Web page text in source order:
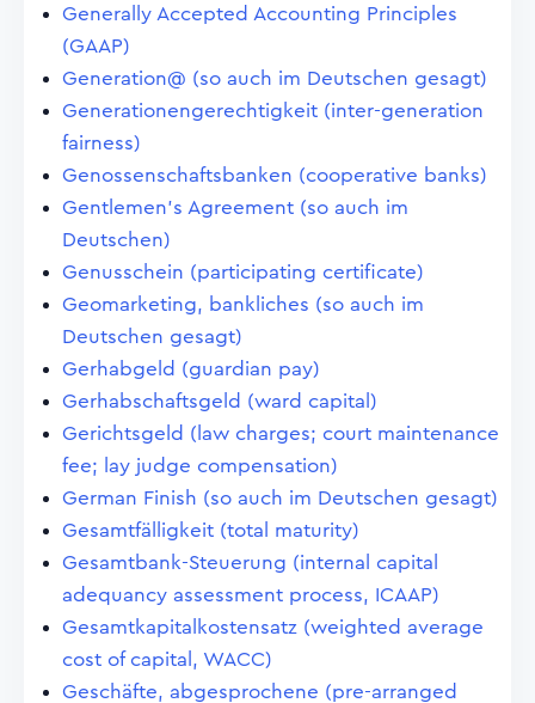
Generally Accepted Accounting Principles
(GAAP)
Generation@ (so auch im Deutschen gesagt)
Generationengerechtigkeit (inter-generation
fairness)
Genossenschaftsbanken (cooperative banks)
Gentlemen's Agreement (so auch im
Deutschen)
Genusschein (participating certificate)
Geomarketing, bankliches (so auch im
Deutschen gesagt)
Gerhabgeld (guardian pay)
Gerhabschaftsgeld (ward capital)
Gerichtsgeld (law charges; court maintenance
fee; lay judge compensation)
German Finish (so auch im Deutschen gesagt)
Gesamtfälligkeit (total maturity)
Gesamtbank-Steuerung (internal capital
adequancy assessment process, ICAAP)
Gesamtkapitalkostensatz (weighted average
cost of capital, WACC)
Geschäfte, abgesprochene (pre-arranged